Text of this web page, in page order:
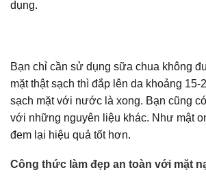
dụng.
Bạn chỉ cần sử dụng sữa chua không
mặt thật sạch thì đắp lên da khoảng 15-
sạch mặt với nước là xong. Bạn cũng
với những nguyên liệu khác. Như mật
đem lại hiệu quả tốt hơn.
Công thức làm đẹp an toàn với mặt